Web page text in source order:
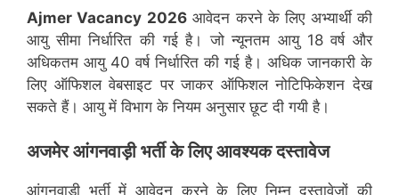
AjmerVacancy 2026आवेदन करने के लिए अभ्यार्थी की
आयु सीमा निर्धारित की गई है। जो न्यूनतम आयु 18 वर्ष और
अधिकतम आयु 40 वर्ष निर्धारित की गई है। अधिक जानकारी के
लिए ऑफिशल वेबसाइट पर जाकर ऑफिशल नोटिफिकेशन देख
सकते हैं। आयु में विभाग के नियम अनुसार छूट दी गयी है।
अजमेरआंगनवाड़ी भर्ती के लिए आवश्यक दस्तावेज
आंगनवाड़ी भर्ती में आवेदन करने के लिए निम्न दस्तावेजों की